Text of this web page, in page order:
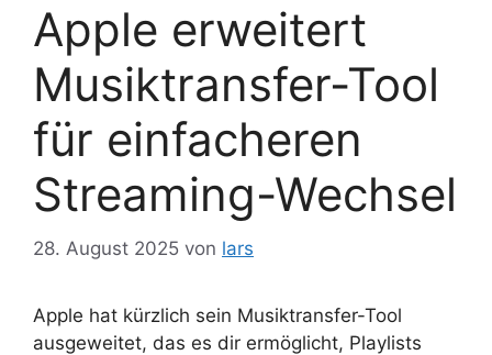
Apple erweitert
Musiktransfer-Tool
für einfacheren
Streaming-Wechsel
28. August 2025 von lars
Apple hat kürzlich sein Musiktransfer-Tool
ausgeweitet, das es dir ermöglicht, Playlists